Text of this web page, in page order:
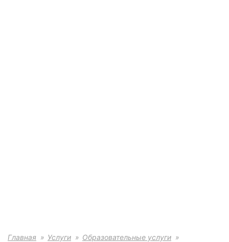
Главная Услуги
Образовательные услуги